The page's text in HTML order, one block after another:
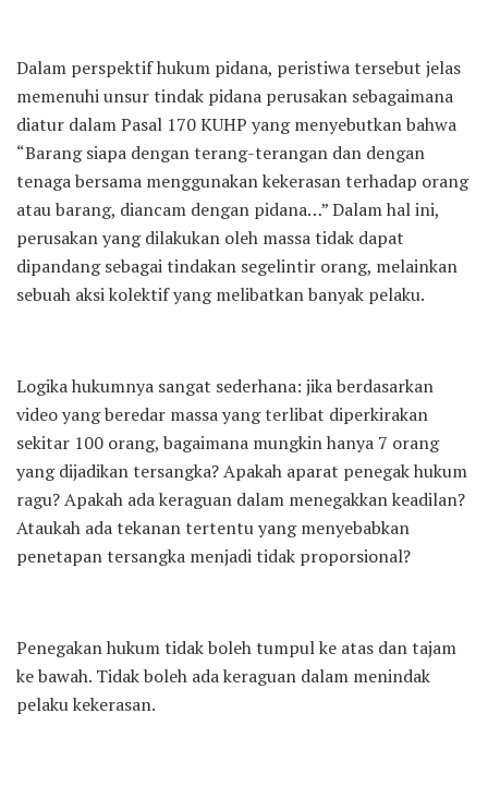
Dalam perspektif hukum pidana, peristiwa tersebut jelas
memenuhi unsur tindak pidana perusakan sebagaimana
diatur dalam Pasal 170 KUHP yang menyebutkan bahwa
“Barang siapa dengan terang-terangan dan dengan
tenaga bersama menggunakan kekerasan terhadap orang
atau barang, diancam dengan pidana…” Dalam hal ini,
perusakan yang dilakukan oleh massa tidak dapat
dipandang sebagai tindakan segelintir orang, melainkan
sebuah aksi kolektif yang melibatkan banyak pelaku.
Logika hukumnya sangat sederhana: jika berdasarkan
video yang beredar massa yang terlibat diperkirakan
sekitar 100 orang, bagaimana mungkin hanya 7 orang
yang dijadikan tersangka? Apakah aparat penegak hukum
ragu? Apakah ada keraguan dalam menegakkan keadilan?
Ataukah ada tekanan tertentu yang menyebabkan
penetapan tersangka menjadi tidak proporsional?
Penegakan hukum tidak boleh tumpul ke atas dan tajam
ke bawah. Tidak boleh ada keraguan dalam menindak
pelaku kekerasan.